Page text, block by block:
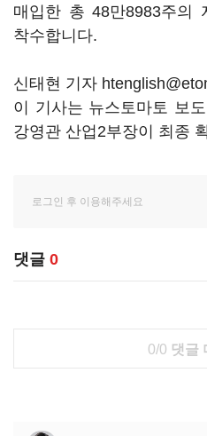
매입한 총 48만8983주의
착수합니다.
신태현 기자
이 기사는 뉴스토마토 보
강영관 산업2부장이 최종
댓글 0
0/0 댓글